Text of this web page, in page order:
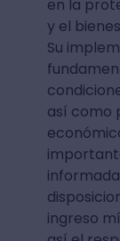
en la
y el
Su
así como
ingreso